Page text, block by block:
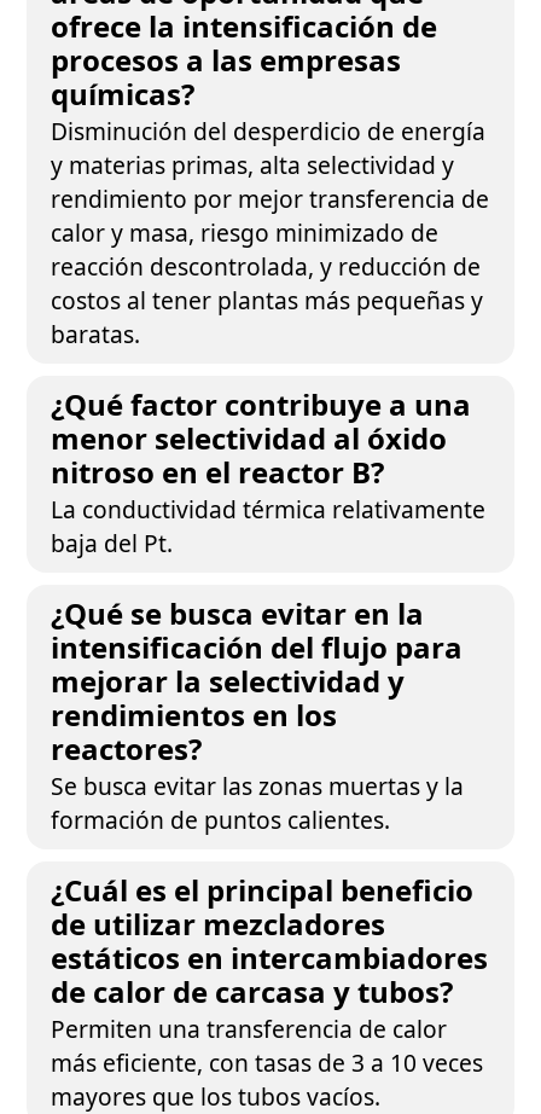
ofrece la intensificación de
procesos a las empresas
químicas?
Disminución del desperdicio de energía
y materias primas, alta selectividad y
rendimiento por mejor transferencia de
calor y masa, riesgo minimizado de
reacción descontrolada, y reducción de
costos al tener plantas más pequeñas y
baratas.
¿Qué factor contribuye a una
menor selectividad al óxido
nitroso en el reactor B?
La conductividad térmica relativamente
baja del Pt.
¿Qué se busca evitar en la
intensificación del flujo para
mejorar la selectividad y
rendimientos en los
reactores?
Se busca evitar las zonas muertas y la
formación de puntos calientes.
¿Cuál es el principal beneficio
de utilizar mezcladores
estáticos en intercambiadores
de calor de carcasa y tubos?
Permiten una transferencia de calor
más eficiente, con tasas de 3 a 10 veces
mayores que los tubos vacíos.